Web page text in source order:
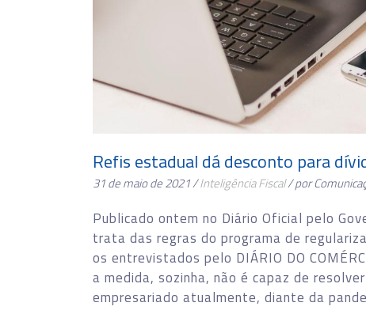
Refis estadual dá desconto para
31 de maio de 2021 /Inteligência Fiscal/ por
Publicado ontem no Diário Oficial pelo
trata das regras do programa de
os entrevistados pelo DIÁRIO DO
a medida, sozinha, não é capaz de
empresariado atualmente, diante da